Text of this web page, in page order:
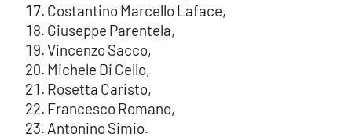
Costantino Marcello Laface,
Giuseppe Parentela,
Vincenzo Sacco,
Michele Di Cello,
Rosetta Caristo,
Francesco Romano,
Antonino Simio.